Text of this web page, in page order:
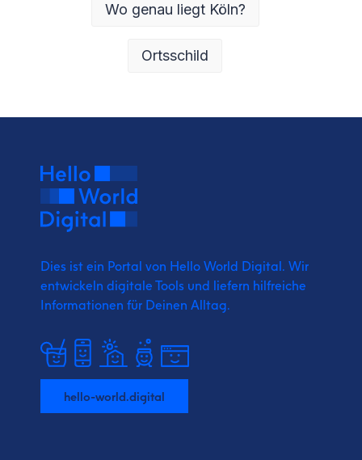
Wo genau liegt Köln?
Ortsschild
Dies ist ein Portal von Hello World Digital. Wir
entwickeln digitale Tools und liefern hilfreiche
Informationen für Deinen Alltag.
hello-world.digital